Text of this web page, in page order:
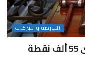
البورصة والشركات
البورصة تراهن على اختراق مستوى 55 ألف نقطة